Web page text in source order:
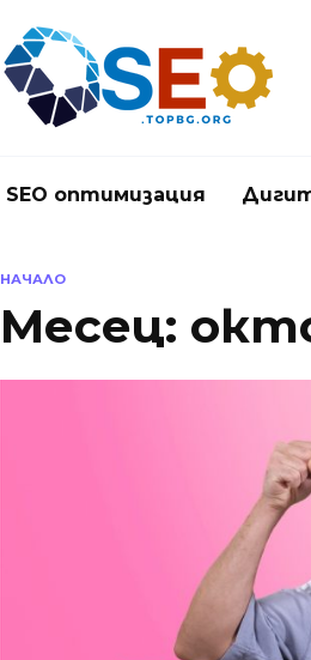
SEO оптимизация
НАЧАЛО
Месец: